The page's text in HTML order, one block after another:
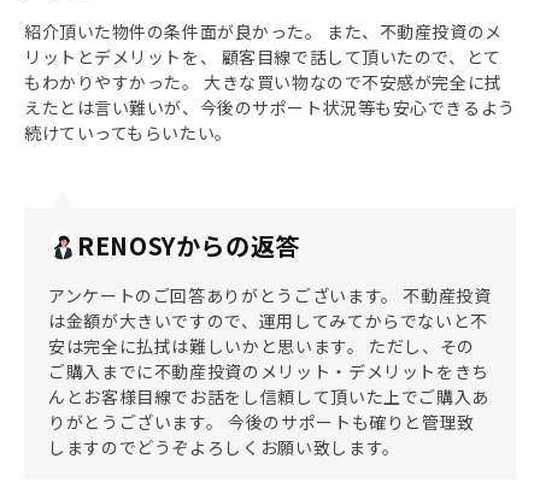
紹介頂いた物件の条件面が良かった。 また、不動産投資のメ
リットとデメリットを、 顧客目線で話して頂いたので、とて
もわかりやすかった。 大きな買い物なので不安感が完全に拭
えたとは言い難いが、今後のサポート状況等も安心できるよう
続けていってもらいたい。
RENOSYからの返答
アンケートのご回答ありがとうございます。 不動産投資
は金額が大きいですので、運用してみてからでないと不
安は完全に払拭は難しいかと思います。 ただし、その
ご購入までに不動産投資のメリット・デメリットをきち
んとお客様目線でお話をし信頼して頂いた上でご購入あ
りがとうございます。 今後のサポートも確りと管理致
しますのでどうぞよろしくお願い致します。